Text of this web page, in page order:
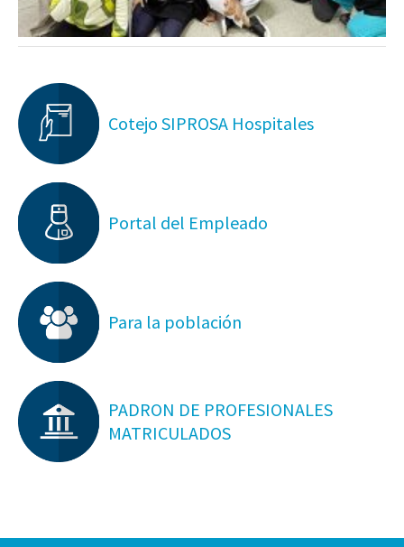
Cotejo SIPROSA Hospitales
Portal del Empleado
Para la población
PADRON DE PROFESIONALES
MATRICULADOS